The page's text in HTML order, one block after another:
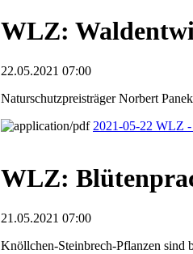
WLZ:
22.05.2021 07:00
Naturschutzpreisträger Norbert
2021-05-22 WLZ
WLZ:
21.05.2021 07:00
Knöllchen-Steinbrech-Pflanzen sind